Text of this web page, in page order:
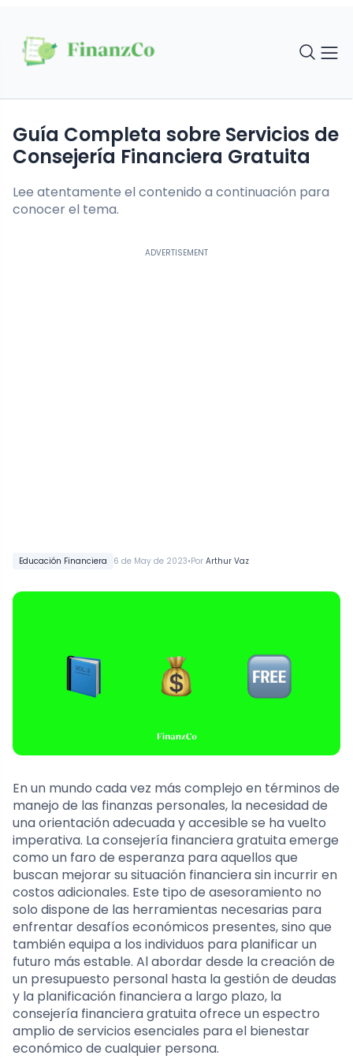
Educación Financiera 6 de May de 2023•Por Arthur Vaz
Guía Completa sobre Servicios de
Consejería Financiera Gratuita
Lee atentamente el contenido a continuación para
conocer el tema.
ADVERTISEMENT
En un mundo cada vez más complejo en términos de
manejo de las finanzas personales, la necesidad de
una orientación adecuada y accesible se ha vuelto
imperativa. La consejería financiera gratuita emerge
como un faro de esperanza para aquellos que
buscan mejorar su situación financiera sin incurrir en
costos adicionales. Este tipo de asesoramiento no
solo dispone de las herramientas necesarias para
enfrentar desafíos económicos presentes, sino que
también equipa a los individuos para planificar un
futuro más estable. Al abordar desde la creación de
un presupuesto personal hasta la gestión de deudas
y la planificación financiera a largo plazo, la
consejería financiera gratuita ofrece un espectro
amplio de servicios esenciales para el bienestar
económico de cualquier persona.